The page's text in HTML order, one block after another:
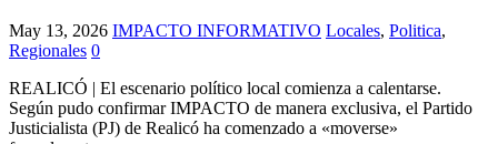
May 13, 2026 IMPACTO INFORMATIVO Locales, Politica,
Regionales 0
REALICÓ | El escenario político local comienza a calentarse.
Según pudo confirmar IMPACTO de manera exclusiva, el Partido
Justicialista (PJ) de Realicó ha comenzado a «moverse»